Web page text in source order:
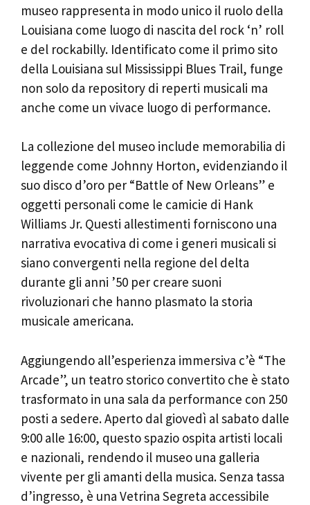
museo rappresenta in modo unico il ruolo della
Louisiana come luogo di nascita del rock ‘n’ roll
e del rockabilly. Identificato come il primo sito
della Louisiana sul Mississippi Blues Trail, funge
non solo da repository di reperti musicali ma
anche come un vivace luogo di performance.
La collezione del museo include memorabilia di
leggende come Johnny Horton, evidenziando il
suo disco d’oro per “Battle of New Orleans” e
oggetti personali come le camicie di Hank
Williams Jr. Questi allestimenti forniscono una
narrativa evocativa di come i generi musicali si
siano convergenti nella regione del delta
durante gli anni ’50 per creare suoni
rivoluzionari che hanno plasmato la storia
musicale americana.
Aggiungendo all’esperienza immersiva c’è “The
Arcade”, un teatro storico convertito che è stato
trasformato in una sala da performance con 250
posti a sedere. Aperto dal giovedì al sabato dalle
9:00 alle 16:00, questo spazio ospita artisti locali
e nazionali, rendendo il museo una galleria
vivente per gli amanti della musica. Senza tassa
d’ingresso, è una Vetrina Segreta accessibile